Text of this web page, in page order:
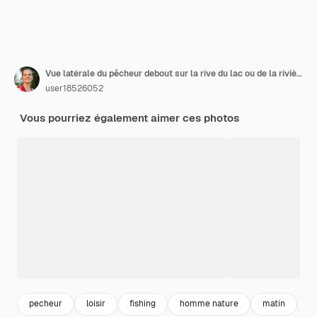
Vue latérale du pêcheur debout sur la rive du lac ou de la rivière et regardant sa canne à pêche dans les mains, pêche au coucher du soleil, à la belle nature, vêtu d'un t-shirt vert et d'un pantalon.
user18526052
Vous pourriez également aimer ces photos
pecheur loisir fishing homme nature matin